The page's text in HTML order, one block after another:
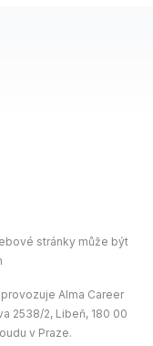
stránky může být
Alma Career
2538/2, Libeň, 180 00
v Praze.